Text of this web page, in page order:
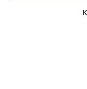
Videncentre